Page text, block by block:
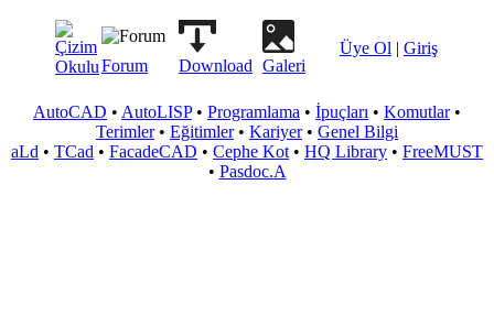
Üye Ol | Giriş
Forum
Download Galeri
AutoCAD • AutoLISP• Programlama • İpuçları • Komutlar•
Terimler• Eğitimler• Kariyer• Genel Bilgi
aLd • TCad • FacadeCAD • Cephe Kot • HQ Library • FreeMUST
• Pasdoc.A